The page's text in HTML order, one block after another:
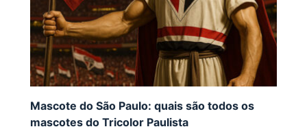
Mascote do São Paulo: quais são todos os
mascotes do Tricolor Paulista